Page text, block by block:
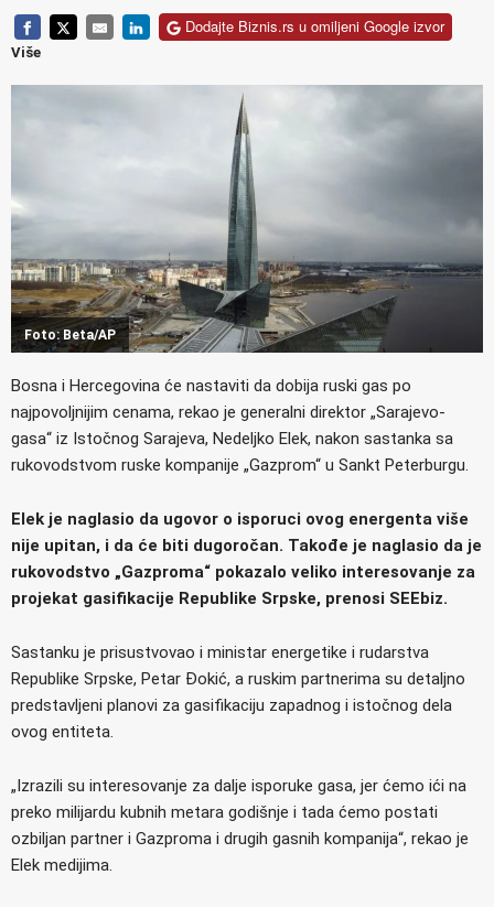
Dodajte Biznis.rs u omiljeni Google izvor
Više
Foto: Beta/AP
Bosna i Hercegovina će nastaviti da dobija ruski gas po
najpovoljnijim cenama, rekao je generalni direktor „Sarajevo-
gasa“ iz Istočnog Sarajeva, Nedeljko Elek, nakon sastanka sa
rukovodstvom ruske kompanije „Gazprom“ u Sankt Peterburgu.
Elek je naglasio da ugovor o isporuci ovog energenta više
nije upitan, i da će biti dugoročan. Takođe je naglasio da je
rukovodstvo „Gazproma“ pokazalo veliko interesovanje za
projekat gasifikacije Republike Srpske, prenosi SEEbiz.
Sastanku je prisustvovao i ministar energetike i rudarstva
Republike Srpske, Petar Đokić, a ruskim partnerima su detaljno
predstavljeni planovi za gasifikaciju zapadnog i istočnog dela
ovog entiteta.
„Izrazili su interesovanje za dalje isporuke gasa, jer ćemo ići na
preko milijardu kubnih metara godišnje i tada ćemo postati
ozbiljan partner i Gazproma i drugih gasnih kompanija“, rekao je
Elek medijima.